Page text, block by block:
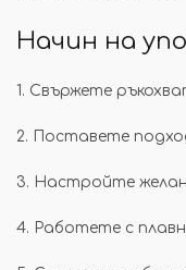
Начин на
1. Свържете
2. Поставете
3. Настройте
4. Работете с